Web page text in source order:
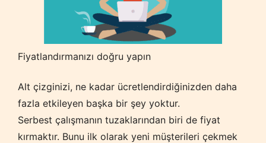
Fiyatlandırmanızı doğru yapın
Alt çizginizi, ne kadar ücretlendirdiğinizden daha
fazla etkileyen başka bir şey yoktur.
Serbest çalışmanın tuzaklarından biri de fiyat
kırmaktır. Bunu ilk olarak yeni müşterileri çekmek